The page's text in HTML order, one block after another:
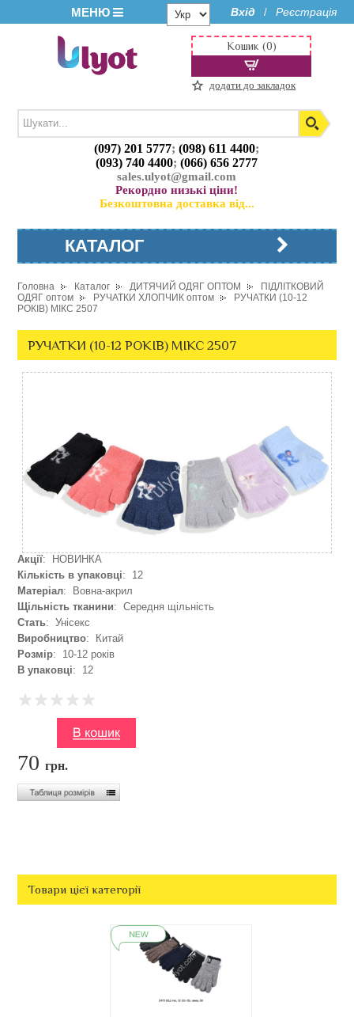
МЕНЮ Вхід / Реєстрація
(097) 201 5777;(098) 611 4400;
(093) 740 4400;(066) 656 2777
sales.ulyot@gmail.com
Рекордно низькі ціни!
Безкоштовна доставка від...
Кошик (0)
додати до закладок
КАТАЛОГ
Головна Каталог ДИТЯЧИЙ ОДЯГ ОПТОМ
ПІДЛІТКОВИЙ
ОДЯГ оптом
РУЧАТКИ ХЛОПЧИК оптом
РУЧАТКИ (10-12
РОКІВ) МІКС 2507
РУЧАТКИ (10-12 РОКІВ) МІКС 2507
Акції: НОВИНКА
Кількість в упаковці: 12
Матеріал: Вовна-акрил
Щільність тканини: Середня щільність
Стать: Унісекс
Виробництво: Китай
Розмір: 10-12 років
В упаковці: 12
70грн.
Товари цієї категорії